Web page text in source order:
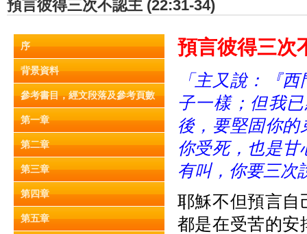
預言彼得三次不認主 (22:31-34)
序
背景資料
參考書目，經文段落及參考頁數
第一章
第二章
第三章
第四章
第五章
預言彼得三次
「主又說： 『西
子一樣；但我
後，要堅固你的
你受死，也是甘
有叫，你要三次
耶穌不但預言自
都是在受苦的安